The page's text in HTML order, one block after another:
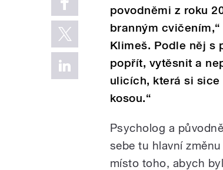
povodněmi z roku
branným
Klimeš. Podle něj s
popřít, vytěsnit a
ulicích, která si sice
kosou.“
Psycholog a
sebe tu hlavní
místo toho, abych